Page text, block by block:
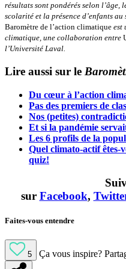
résultats sont pondérés selon l’âge,
scolarité et la présence d’enfants au
Baromètre de l’action climatique est
climatique, une collaboration entre
l’Université Laval.
Lire aussi sur le
Du cœur à l’action
Pas des premiers de
Nos (petites)
Et si la pandémie
Les 6 profils de la
Quel climato-actif êtes-
quiz!
sur Facebook,
Faites-vous entendre
5 Ça vous inspire?